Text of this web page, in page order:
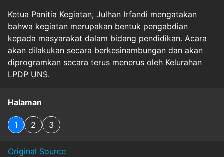
Ketua Panitia Kegiatan, Julhan Irfandi mengatakan
bahwa kegiatan merupakan bentuk pengabdian
kepada masyarakat dalam bidang pendidikan. Acara
akan dilakukan secara berkesinambungan dan akan
diprogramkan secara terus menerus oleh Kelurahan
LPDP UNS.
Halaman
1 2 3
Original Source